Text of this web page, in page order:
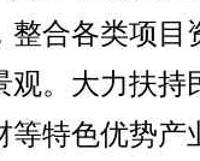
整合各类项目
观。大力扶持
等特色优势产